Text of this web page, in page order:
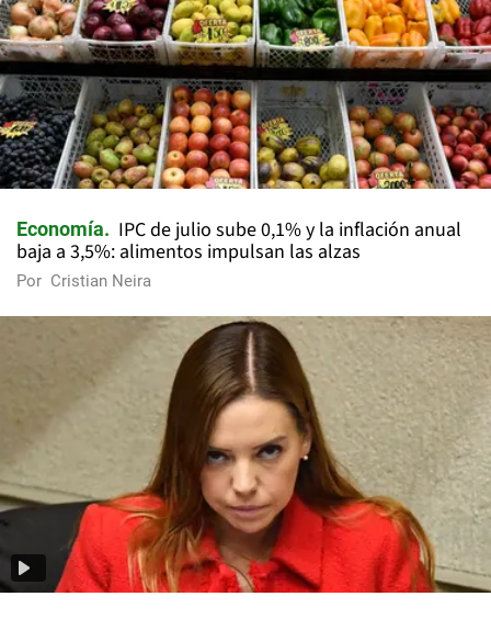
Economía
IPC de julio sube 0,1% y la inflación anual
baja a 3,5%: alimentos impulsan las alzas
Por Cristian Neira